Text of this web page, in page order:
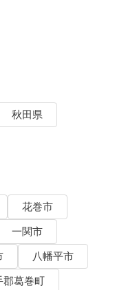
秋田県
花巻市
一関市
八幡平市
郡葛巻町